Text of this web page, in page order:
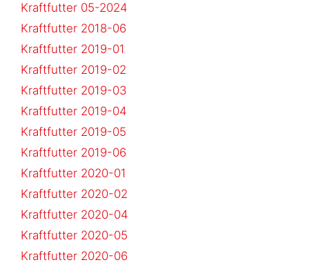
Kraftfutter 05-2024
Kraftfutter 2018-06
Kraftfutter 2019-01
Kraftfutter 2019-02
Kraftfutter 2019-03
Kraftfutter 2019-04
Kraftfutter 2019-05
Kraftfutter 2019-06
Kraftfutter 2020-01
Kraftfutter 2020-02
Kraftfutter 2020-04
Kraftfutter 2020-05
Kraftfutter 2020-06